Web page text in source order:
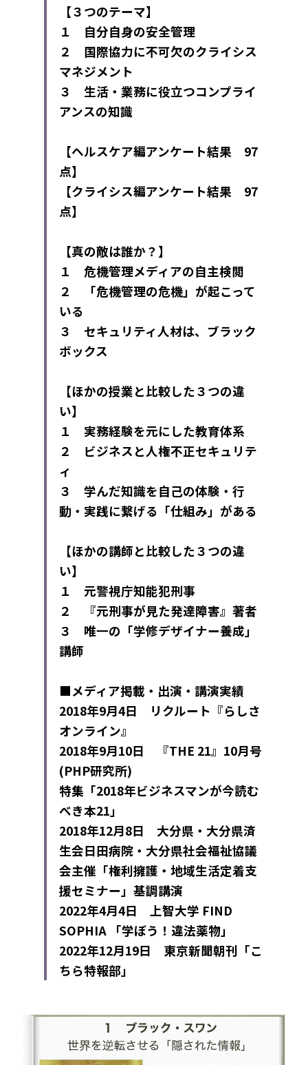
【３つのテーマ】
１　自分自身の安全管理
２　国際協力に不可欠のクライシス
マネジメント
３　生活・業務に役立つコンプライ
アンスの知識
【ヘルスケア編アンケート結果　97
点】
【クライシス編アンケート結果　97
点】
【真の敵は誰か？】
１　危機管理メディアの自主検閲
２　「危機管理の危機」が起こって
いる
３　セキュリティ人材は、ブラック
ボックス
【ほかの授業と比較した３つの違
い】
１　実務経験を元にした教育体系
２　ビジネスと人権不正セキュリテ
ィ
３　学んだ知識を自己の体験・行
動・実践に繋げる「仕組み」がある
【ほかの講師と比較した３つの違
い】
１　元警視庁知能犯刑事
２　『元刑事が見た発達障害』著者
３　唯一の「学修デザイナー養成」
講師
■メディア掲載・出演・講演実績
2018年9月4日　リクルート『らしさ
オンライン』
2018年9月10日　『THE 21』10月号
(PHP研究所)
特集「2018年ビジネスマンが今読む
べき本21」
2018年12月8日　大分県・大分県済
生会日田病院・大分県社会福祉協議
会主催「権利擁護・地域生活定着支
援セミナー」基調講演
2022年4月4日　上智大学 FIND
SOPHIA 「学ぼう！違法薬物」
2022年12月19日　東京新聞朝刊「こ
ちら特報部」